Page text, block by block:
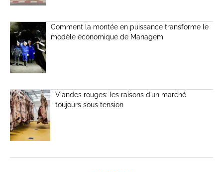
Comment la montée en puissance transforme le
modèle économique de Managem
Viandes rouges: les raisons d’un marché
toujours sous tension